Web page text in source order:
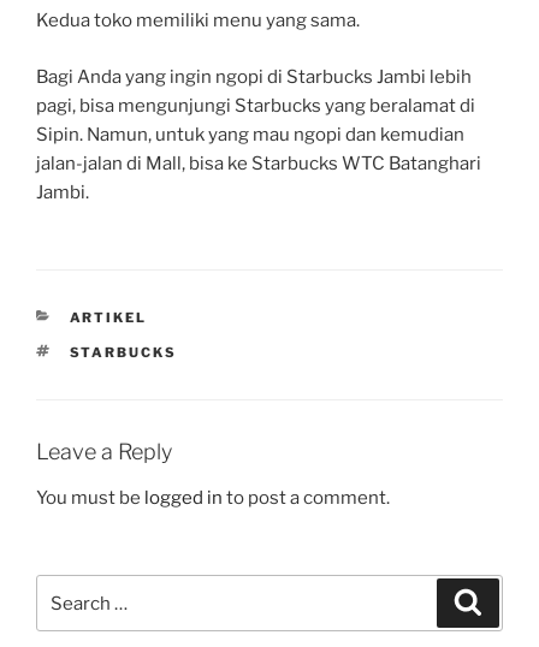
Kedua toko memiliki menu yang sama.
Bagi Anda yang ingin ngopi di Starbucks Jambi lebih
pagi, bisa mengunjungi Starbucks yang beralamat di
Sipin. Namun, untuk yang mau ngopi dan kemudian
jalan-jalan di Mall, bisa ke Starbucks WTC Batanghari
Jambi.
CATEGORIES
ARTIKEL
TAGS
STARBUCKS
Leave a Reply
You must be logged in to post a comment.
for: